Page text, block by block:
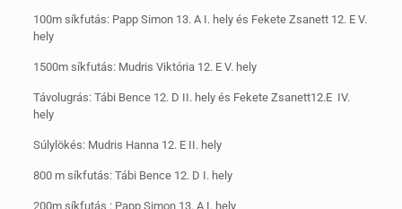
100m síkfutás: Papp Simon 13. A I. hely és Fekete Zsanett 12. E V.
hely
1500m síkfutás: Mudris Viktória 12. E V. hely
Távolugrás: Tábi Bence 12. D II. hely és Fekete Zsanett12.E IV.
hely
Súlylökés: Mudris Hanna 12. E II. hely
800 m síkfutás: Tábi Bence 12. D I. hely
200m síkfutás : Papp Simon 13. A I. hely